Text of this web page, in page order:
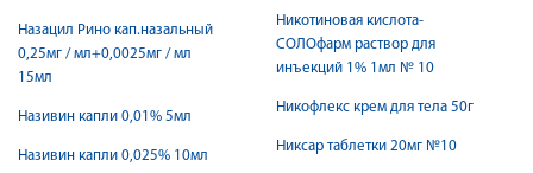
Назацил Рино кап.назальный
0,25мг / мл+0,0025мг / мл
15мл
Називин капли 0,01% 5мл
Називин капли 0,025% 10мл
Никотиновая кислота-
СОЛОфарм раствор для
инъекций 1% 1мл № 10
Никофлекс крем для тела 50г
Никсар таблетки 20мг №10